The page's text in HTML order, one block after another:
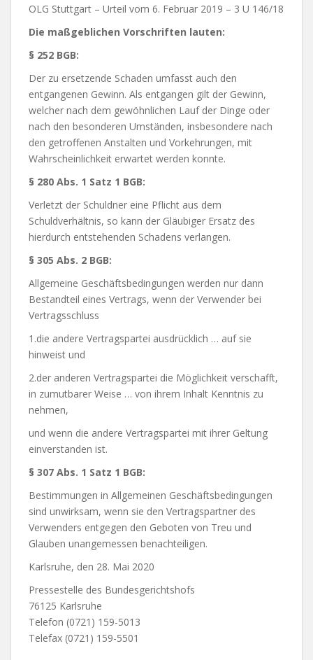
OLG Stuttgart – Urteil vom 6. Februar 2019 – 3 U 146/18
Die maßgeblichen Vorschriften lauten:
§ 252 BGB:
Der zu ersetzende Schaden umfasst auch den
entgangenen Gewinn. Als entgangen gilt der Gewinn,
welcher nach dem gewöhnlichen Lauf der Dinge oder
nach den besonderen Umständen, insbesondere nach
den getroffenen Anstalten und Vorkehrungen, mit
Wahrscheinlichkeit erwartet werden konnte.
§ 280 Abs. 1 Satz 1 BGB:
Verletzt der Schuldner eine Pflicht aus dem
Schuldverhältnis, so kann der Gläubiger Ersatz des
hierdurch entstehenden Schadens verlangen.
§ 305 Abs. 2 BGB:
Allgemeine Geschäftsbedingungen werden nur dann
Bestandteil eines Vertrags, wenn der Verwender bei
Vertragsschluss
1.die andere Vertragspartei ausdrücklich … auf sie
hinweist und
2.der anderen Vertragspartei die Möglichkeit verschafft,
in zumutbarer Weise … von ihrem Inhalt Kenntnis zu
nehmen,
und wenn die andere Vertragspartei mit ihrer Geltung
einverstanden ist.
§ 307 Abs. 1 Satz 1 BGB:
Bestimmungen in Allgemeinen Geschäftsbedingungen
sind unwirksam, wenn sie den Vertragspartner des
Verwenders entgegen den Geboten von Treu und
Glauben unangemessen benachteiligen.
Karlsruhe, den 28. Mai 2020
Pressestelle des Bundesgerichtshofs
76125 Karlsruhe
Telefon (0721) 159-5013
Telefax (0721) 159-5501